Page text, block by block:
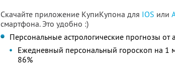
Скачайте приложение КупиКупона для IOS или
смартфона. Это удобно :)
Персональные астрологические прогнозы от
Ежедневный персональный гороскоп на 1
86%